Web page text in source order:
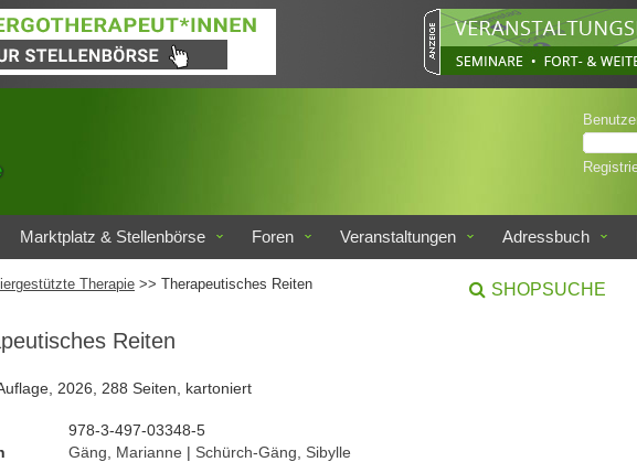
Marktplatz & Stellenbörse Foren Veranstaltungen Adressbuch
Tiergestützte Therapie >> Therapeutisches Reiten SHOPSUCHE
Reiten
2026, 288 Seiten, kartoniert
978-3-497-03348-5
Gäng, Marianne | Schürch-Gäng, Sibylle